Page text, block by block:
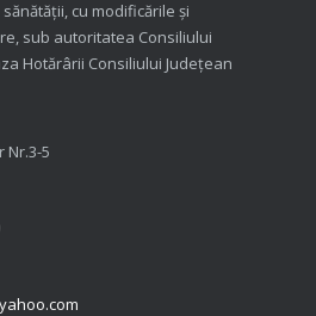
cu modificările şi
sub autoritatea Consiliului
Hotărârii Consiliului Judeţean
Nr.3-5